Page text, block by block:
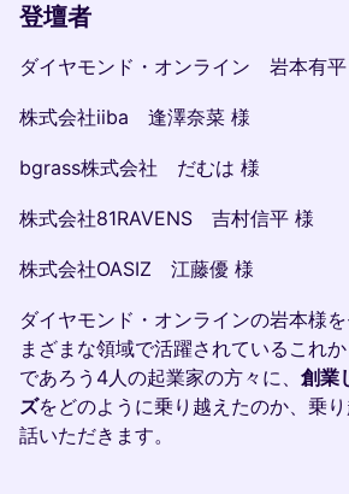
登壇者
ダイヤモンド・オンライン 岩本有
株式会社iiba 逢澤奈菜 様
bgrass株式会社 だむは 様
株式会社81RAVENS 吉村信平 様
株式会社OASIZ 江藤優 様
ダイヤモンド・オンラインの岩本様
まざまな領域で活躍されているこれ
であろう4人の起業家の方々に、 創業
ズをどのように乗り越えたのか、乗
話いただきます。